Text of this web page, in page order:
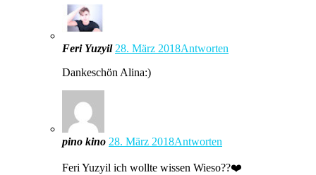
Feri Yuzyil 28. März 2018Antworten
Dankeschön Alina:)
pino kino 28. März 2018Antworten
Feri Yuzyil ich wollte wissen Wieso??❤️